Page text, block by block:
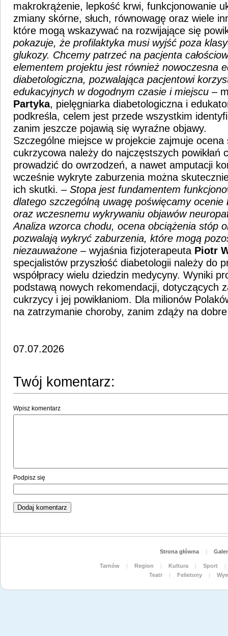
makrokrążenie, lepkość krwi, funkcjonowanie
zmiany skórne, słuch, równowagę oraz wiele
które mogą wskazywać na rozwijające się
pokazuje, że profilaktyka musi wyjść poza
glukozy. Chcemy patrzeć na pacjenta
elementem projektu jest również nowoczesna
diabetologiczna, pozwalająca pacjentowi
edukacyjnych w dogodnym czasie i miejscu –
Partyka, pielęgniarka diabetologiczna i
podkreśla, celem jest przede wszystkim
zanim jeszcze pojawią się wyraźne objawy.
Szczególne miejsce w projekcie zajmuje
cukrzycowa należy do najczęstszych powikłań
prowadzić do owrzodzeń, a nawet amputacji
wcześnie wykryte zaburzenia można
ich skutki. – Stopa jest fundamentem
dlatego szczególną uwagę poświęcamy ocenie
oraz wczesnemu wykrywaniu objawów
Analiza wzorca chodu, ocena obciążenia stóp
pozwalają wykryć zaburzenia, które mogą
niezauważone – wyjaśnia fizjoterapeuta Piotr
specjalistów przyszłość diabetologii należy do
współpracy wielu dziedzin medycyny. Wyniki
podstawą nowych rekomendacji, dotyczących
cukrzycy i jej powikłaniom. Dla milionów
na zatrzymanie choroby, zanim zdąży na
07.07.2026
Twój komentarz:
Wpisz komentarz
Podpisz się
Strona główna |
Tarnów | Region | Kultura | Sport
|
Teatr
| Felietony |